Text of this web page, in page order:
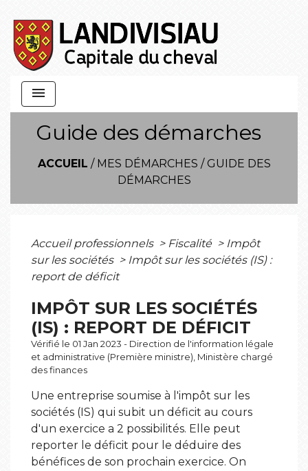
menu
Guide des démarches
ACCUEIL / MES DÉMARCHES / GUIDE DES
DÉMARCHES
Accueil professionnels > Fiscalité > Impôt
sur les sociétés > Impôt sur les sociétés (IS) :
report de déficit
IMPÔT SUR LES SOCIÉTÉS
(IS) : REPORT DE DÉFICIT
Vérifié le 01 Jan 2023 - Direction de l'information légale
et administrative (Première ministre), Ministère chargé
des finances
Une entreprise soumise à l'impôt sur les
sociétés (IS) qui subit un déficit au cours
d'un exercice a 2 possibilités. Elle peut
reporter le déficit pour le déduire des
bénéfices de son prochain exercice. On